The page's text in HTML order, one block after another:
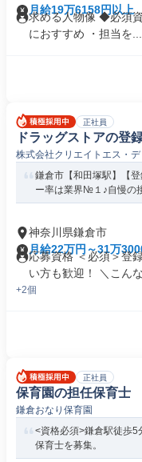
月給19万6158円以上
求める人物像 ◆必須
におすすめ ・担当を...
正社員
ドラッグストアの
株式会社クリエイトエス・デ
鎌倉市【和田塚駅】【
ー率は業界№１♪自慢の
神奈川県鎌倉市
月給22万円～31万
応募資格 ＜必須＞登
い方も歓迎！ ＼こんな
+2個
正社員
保育園の担任保育士
鎌倉おなり保育園
<資格必須>鎌倉駅徒歩5
保育士を募集。